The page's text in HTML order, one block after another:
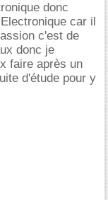
donc
car il
c'est de
donc je
faire après un
d'étude pour y